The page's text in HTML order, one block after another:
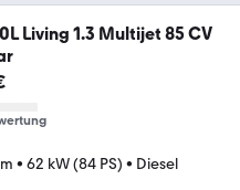
Living 1.3 Multijet 85 CV
• 62 kW (84 PS) • Diesel